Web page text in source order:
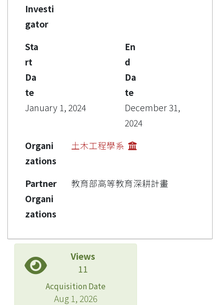
Investi
gator
Sta
rt
Da
te
January 1, 2024
En
d
Da
te
December 31,
2024
Organi
zations
土木工程學系
Partner
Organi
zations
教育部高等教育深耕計畫
Views
11
Acquisition Date
Aug 1, 2026